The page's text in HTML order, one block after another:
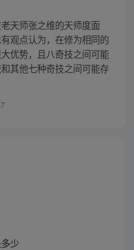
天师张之维的天师度面
观点认为，在修为相同的
优势，且八奇技之间可能
其他七种奇技之间可能存
少